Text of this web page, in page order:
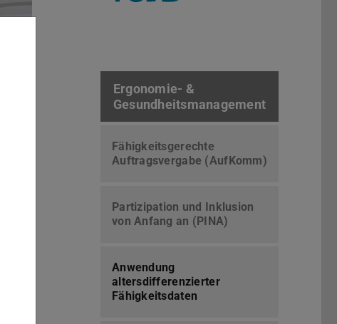
Ergonomie- &
Gesundheitsmanagement
Fähigkeitsgerechte
Auftragsvergabe (AufKomm)
Partizipation und Inklusion
von Anfang an (PINA)
Anwendung
altersdifferenzierter
Fähigkeitsdaten